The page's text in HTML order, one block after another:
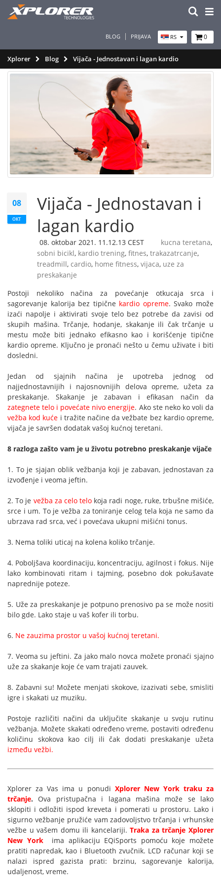
BLOG PRIJAVA RS 0
Xplorer Blog Vijača - Jednostavan i lagan kardio
08
окт
Vijača - Jednostavan i
lagan kardio
08. oktobar 2021. 11.12.13 CEST kucna teretana,
sobni bicikl, kardio trening, fitnes, trakazatrcanje,
treadmill, cardio, home fitness, vijaca, uze za
preskakanje
Postoji nekoliko načina za povećanje otkucaja srca i
sagorevanje kalorija bez tipične kardio opreme. Svako može
izaći napolje i aktivirati svoje telo bez potrebe da zavisi od
skupih mašina. Trčanje, hodanje, skakanje ili čak trčanje u
mestu može biti jednako efikasno kao i korišćenje tipične
kardio opreme. Ključno je pronaći nešto u čemu uživate i biti
dosledni.
Jedan od sjajnih načina je upotreba jednog od
najjednostavnijih i najosnovnijih delova opreme, užeta za
preskakanje. Skakanje je zabavan i efikasan način da
zategnete telo i povećate nivo energije. Ako ste neko ko voli da
vežba kod kuće i tražite načine da vežbate bez kardio opreme,
vijača je savršen dodatak vašoj kućnoj teretani.
8 razloga zašto vam je u životu potrebno preskakanje vijače
1. To je sjajan oblik vežbanja koji je zabavan, jednostavan za
izvođenje i veoma jeftin.
2. To je vežba za celo telo koja radi noge, ruke, trbušne mišiće,
srce i um. To je vežba za toniranje celog tela koja ne samo da
ubrzava rad srca, već i povećava ukupni mišićni tonus.
3. Nema toliki uticaj na kolena koliko trčanje.
4. Poboljšava koordinaciju, koncentraciju, agilnost i fokus. Nije
lako kombinovati ritam i tajming, posebno dok pokušavate
naprednije poteze.
5. Uže za preskakanje je potpuno prenosivo pa se može nositi
bilo gde. Lako staje u vaš kofer ili torbu.
6. Ne zauzima prostor u vašoj kućnoj teretani.
7. Veoma su jeftini. Za jako malo novca možete pronaći sjajno
uže za skakanje koje će vam trajati zauvek.
8. Zabavni su! Možete menjati skokove, izazivati sebe, smisliti
igre i skakati uz muziku.
Postoje različiti načini da uključite skakanje u svoju rutinu
vežbanja. Možete skakati određeno vreme, postaviti određenu
količinu skokova kao cilj ili čak dodati preskakanje užeta
između vežbi.
Xplorer za Vas ima u ponudi Xplorer New York traku za
trčanje.
Ova pristupačna i lagana mašina može se lako
sklopiti i odložiti ispod kreveta i pomerati u prostoru. Lako i
sigurno vežbanje pružiće vam zadovoljstvo trčanja i vrhunske
vežbe u vašem domu ili kancelariji.Traka za trčanje Xplorer
New York
ima aplikaciju EQiSports pomoću koje možete
pratiti napredak, kao i Bluetooth zvučnik. LCD računar koji se
nalazi ispred gazista prati: brzinu, sagorevanje kalorija,
udaljenost, vreme.